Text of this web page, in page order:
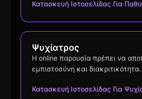
Κατασκευή Ιστοσελίδας Για
Ψυχίατρος
Η online παρουσία πρέπει να
εμπιστοσύνη και διακριτικότητα.
Κατασκευή Ιστοσελίδας Για